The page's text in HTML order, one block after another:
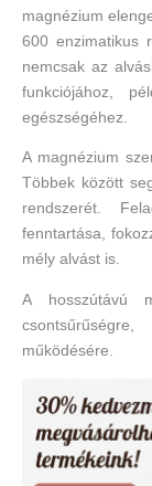
magnézium
600 enzimatikus
nemcsak az
funkciójához,
egészségéhez.
A magnézium
Többek között
rendszerét.
fenntartása,
mély alvást is.
A hosszútávú
működésére.